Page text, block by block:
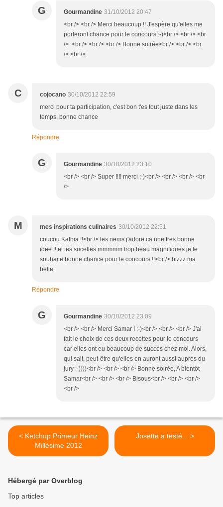
G Gourmandine 31/10/2012 20:47
<br /> <br /> Merci beaucoup !! J'espère qu'elles me
porteront chance pour le concours :-)<br /> <br /> <br
/> <br /> <br /> <br /> Bonne soirée<br /> <br /> <br
/> <br />
C cojocano 30/10/2012 22:59
merci pour ta participation, c'est bon t'es tout juste dans les
temps, bonne chance
Répondre
G Gourmandine 30/10/2012 23:10
<br /> <br /> Super !!!! merci ;-)<br /> <br /> <br /> <br
/>
M mes inspirations culinaires 30/10/2012 22:51
coucou Kathia !!<br /> les nems j'adore ca une tres bonne
idee !! et tes sucettes mmmmm trop beau magnifiques je te
souhaite bonne chance pour le concours !!<br /> bizzz ma
belle
Répondre
G Gourmandine 30/10/2012 23:09
<br /> <br /> Merci Samar ! :-)<br /> <br /> <br /> J'ai
fait le choix de ces deux recettes pour le concours
car elles ont eu beaucoup de succès chez moi. Alors,
qui sait, peut-être qu'elles en auront aussi auprès du
jury :-))))<br /> <br /> <br /> Bonne soirée, A bientôt
Samar<br /> <br /> <br /> Bisous<br /> <br /> <br />
<br />
< Ketchup Primeur Heinz
Millésime 2012
Josette a testé... >
Hébergé par Overblog
Top articles